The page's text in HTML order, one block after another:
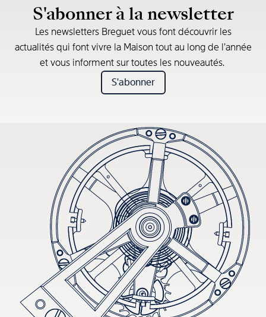
S'abonner à la newsletter
Les newsletters Breguet vous font découvrir les
actualités qui font vivre la Maison tout au long de l’année
et vous informent sur toutes les nouveautés.
S'abonner